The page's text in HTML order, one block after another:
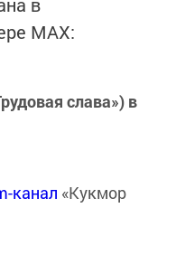
MАХ:
слава») в
канал «Кукмор